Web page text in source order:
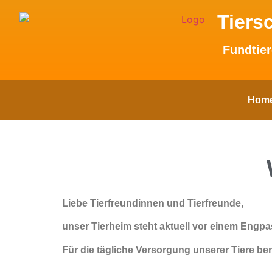
Liebe Tierfreundinnen und Tierfreunde,
unser Tierheim steht aktuell vor einem
Für die tägliche Versorgung unserer Tiere